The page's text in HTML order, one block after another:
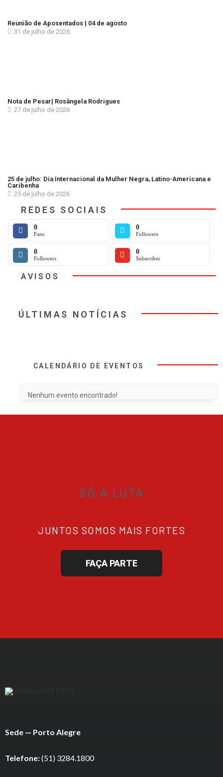
Reunião de Aposentados | 04 de agosto
31 de julho de 2026
Nota de Pesar| Rosângela Rodrigues
27 de julho de 2026
25 de julho: Dia Internacional da Mulher Negra, Latino-Americana e
Caribenha
25 de julho de 2026
REDES SOCIAIS
0
Fans
0
Followers
0
Followers
0
Subscriber
AVISOS
ÚLTIMAS NOTÍCIAS
CALENDÁRIO DE EVENTOS
Nenhum evento encontrado!
SÓ A LUTA
JUNTOS SOMOS MAIS FORTES
FAÇA PARTE
Sede — Porto Alegre
Telefone:(51) 3284.1800